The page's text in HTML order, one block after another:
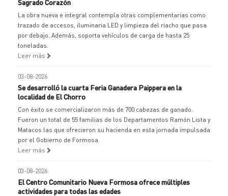
Sagrado Corazón
La obra nueva e integral contempla otras complementarias como
trazado de accesos, iluminaria LED y limpieza del riacho que pasa
por debajo. Además, soporta vehículos de carga de hasta 25
toneladas.
Leer más
03-08-2026
Se desarrolló la cuarta Feria Ganadera Paippera en la
localidad de El Chorro
Con éxito se comercializaron más de 700 cabezas de ganado.
Fueron un total de 55 familias de los Departamentos Ramón Lista y
Matacos las que ofrecieron su hacienda en esta jornada impulsada
por el Gobierno de Formosa.
Leer más
03-08-2026
El Centro Comunitario Nueva Formosa ofrece múltiples
actividades para todas las edades